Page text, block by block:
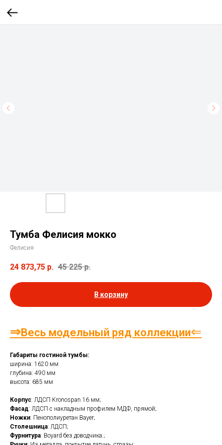
Тумба Фелисия мокко
Фелисия
24 873,75 р. 45 225 р.
В корзину
⇒Весь модельный ряд коллекции⇐
Габариты гостиной тумбы:
ширина: 1620 мм
глубина: 490 мм
высота: 685 мм
Корпус: ЛДСП Kronospan 16 мм;
Фасад: ЛДСП с накладным профилем МДФ, прямой;
Ножки: Пенополиуретан Bayer;
Столешница: ЛДСП;
Фурнитура: Boyard без доводчика.;